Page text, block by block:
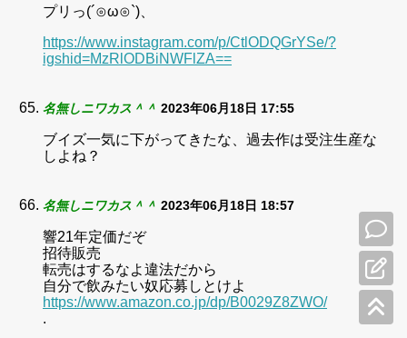
プリっ(´⊙ω⊙`)、
https://www.instagram.com/p/CtlODQGrYSe/?
igshid=MzRlODBiNWFlZA==
名無しニワカス＾＾ 2023年06月18日 17:55
ブイズ一気に下がってきたな、過去作は受注生産な
しよね？
名無しニワカス＾＾ 2023年06月18日 18:57
響21年定価だぞ
招待販売
転売はするなよ違法だから
自分で飲みたい奴応募しとけよ
https://www.amazon.co.jp/dp/B0029Z8ZWO/
.